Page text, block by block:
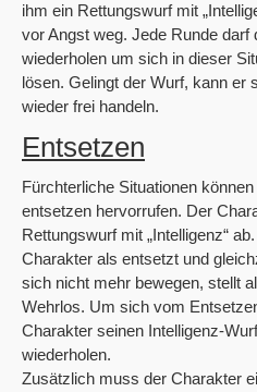
ihm ein Rettungswurf mit
vor Angst weg. Jede Runde darf
wiederholen um sich in dieser
lösen. Gelingt der Wurf, kann er
wieder frei handeln.
Entsetzen
Fürchterliche Situationen
entsetzen hervorrufen. Der
Rettungswurf mit „Intelligenz“
Charakter als entsetzt und
sich nicht mehr bewegen, stellt
Wehrlos. Um sich vom
Charakter seinen Intelligenz-
wiederholen.
Zusätzlich muss der Charakter